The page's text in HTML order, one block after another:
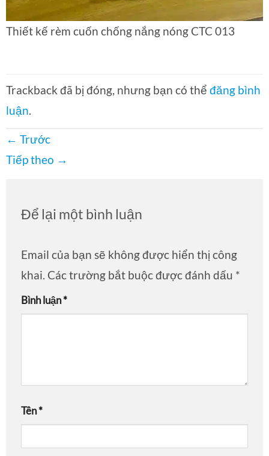
Thiết kế rèm cuốn chống nắng nóng CTC 013
Trackback đã bị đóng, nhưng bạn có thể đăng bình
luận.
← Trước
Tiếp theo →
Để lại một bình luận
Email của bạn sẽ không được hiển thị công
khai. Các trường bắt buộc được đánh dấu *
Bình luận*
Tên*